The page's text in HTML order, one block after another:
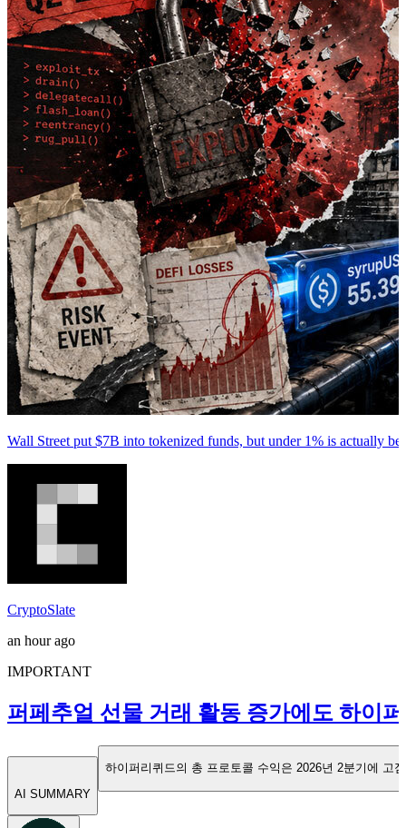
Wall Street put $7B into tokenized funds, but under 1% is actually
CryptoSlate
an hour ago
IMPORTANT
퍼페추얼 선물 거래 활동 증가에도 하이
AI SUMMARY
하이퍼리퀴드의 총 프로토콜 수익은 2026년 2분기에 고